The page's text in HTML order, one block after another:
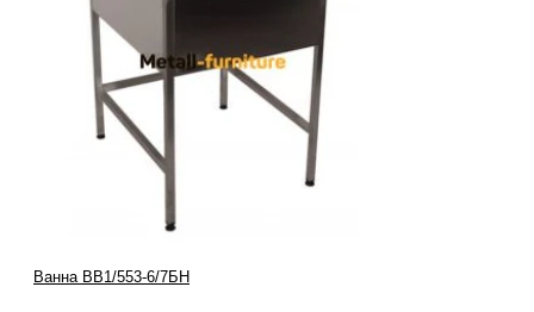
Ванна ВВ1/553-6/7БН